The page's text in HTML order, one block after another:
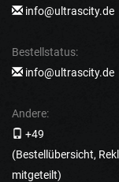
info@ultrascity.de
Bestellstatus:
info@ultrascity.de
Andere:
+49
(Bestellübersicht,
mitgeteilt)